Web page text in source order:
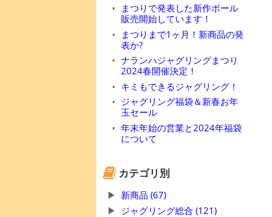
まつりで発表した新作ボール
販売開始しています！
まつりまで1ヶ月！新商品の発
表か?
ナランハジャグリングまつり
2024春開催決定！
キミもできるジャグリング！
ジャグリング福袋＆新春お年
玉セール
年末年始の営業と2024年福袋
について
カテゴリ別
新商品 (67)
ジャグリング総合 (121)